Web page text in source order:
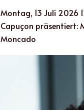
Montag, 13 Juli 2026
Capuçon präsentiert:
Moncado